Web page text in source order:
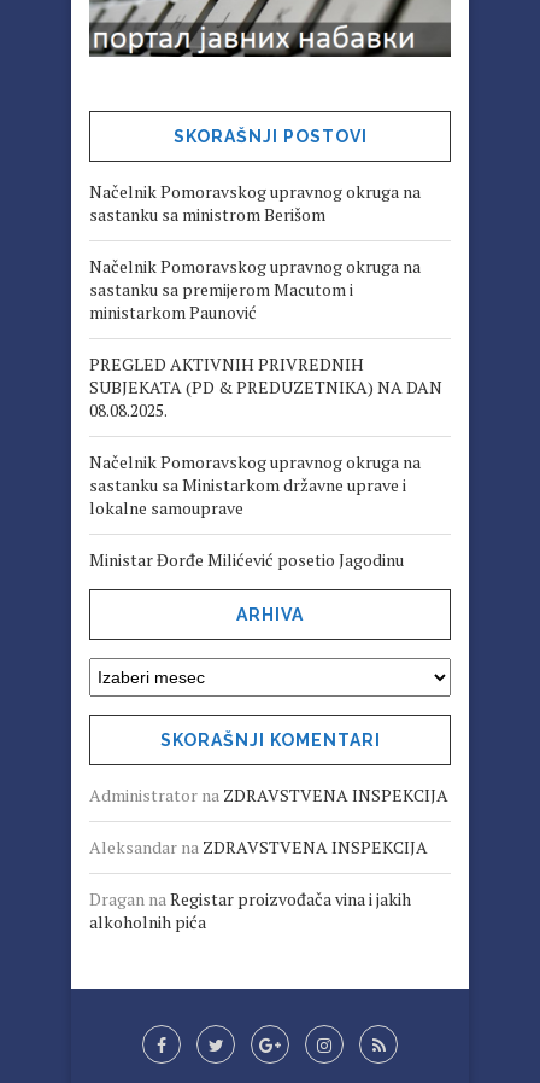
SKORAŠNJI POSTOVI
Načelnik Pomoravskog upravnog okruga na
sastanku sa ministrom Berišom
Načelnik Pomoravskog upravnog okruga na
sastanku sa premijerom Macutom i
ministarkom Paunović
PREGLED AKTIVNIH PRIVREDNIH
SUBJEKATA (PD & PREDUZETNIKA) NA DAN
08.08.2025.
Načelnik Pomoravskog upravnog okruga na
sastanku sa Ministarkom državne uprave i
lokalne samouprave
Ministar Đorđe Milićević posetio Jagodinu
ARHIVA
SKORAŠNJI KOMENTARI
Administrator na ZDRAVSTVENA INSPEKCIJA
Aleksandar na ZDRAVSTVENA INSPEKCIJA
Dragan naRegistar proizvođača vina i jakih
alkoholnih pića